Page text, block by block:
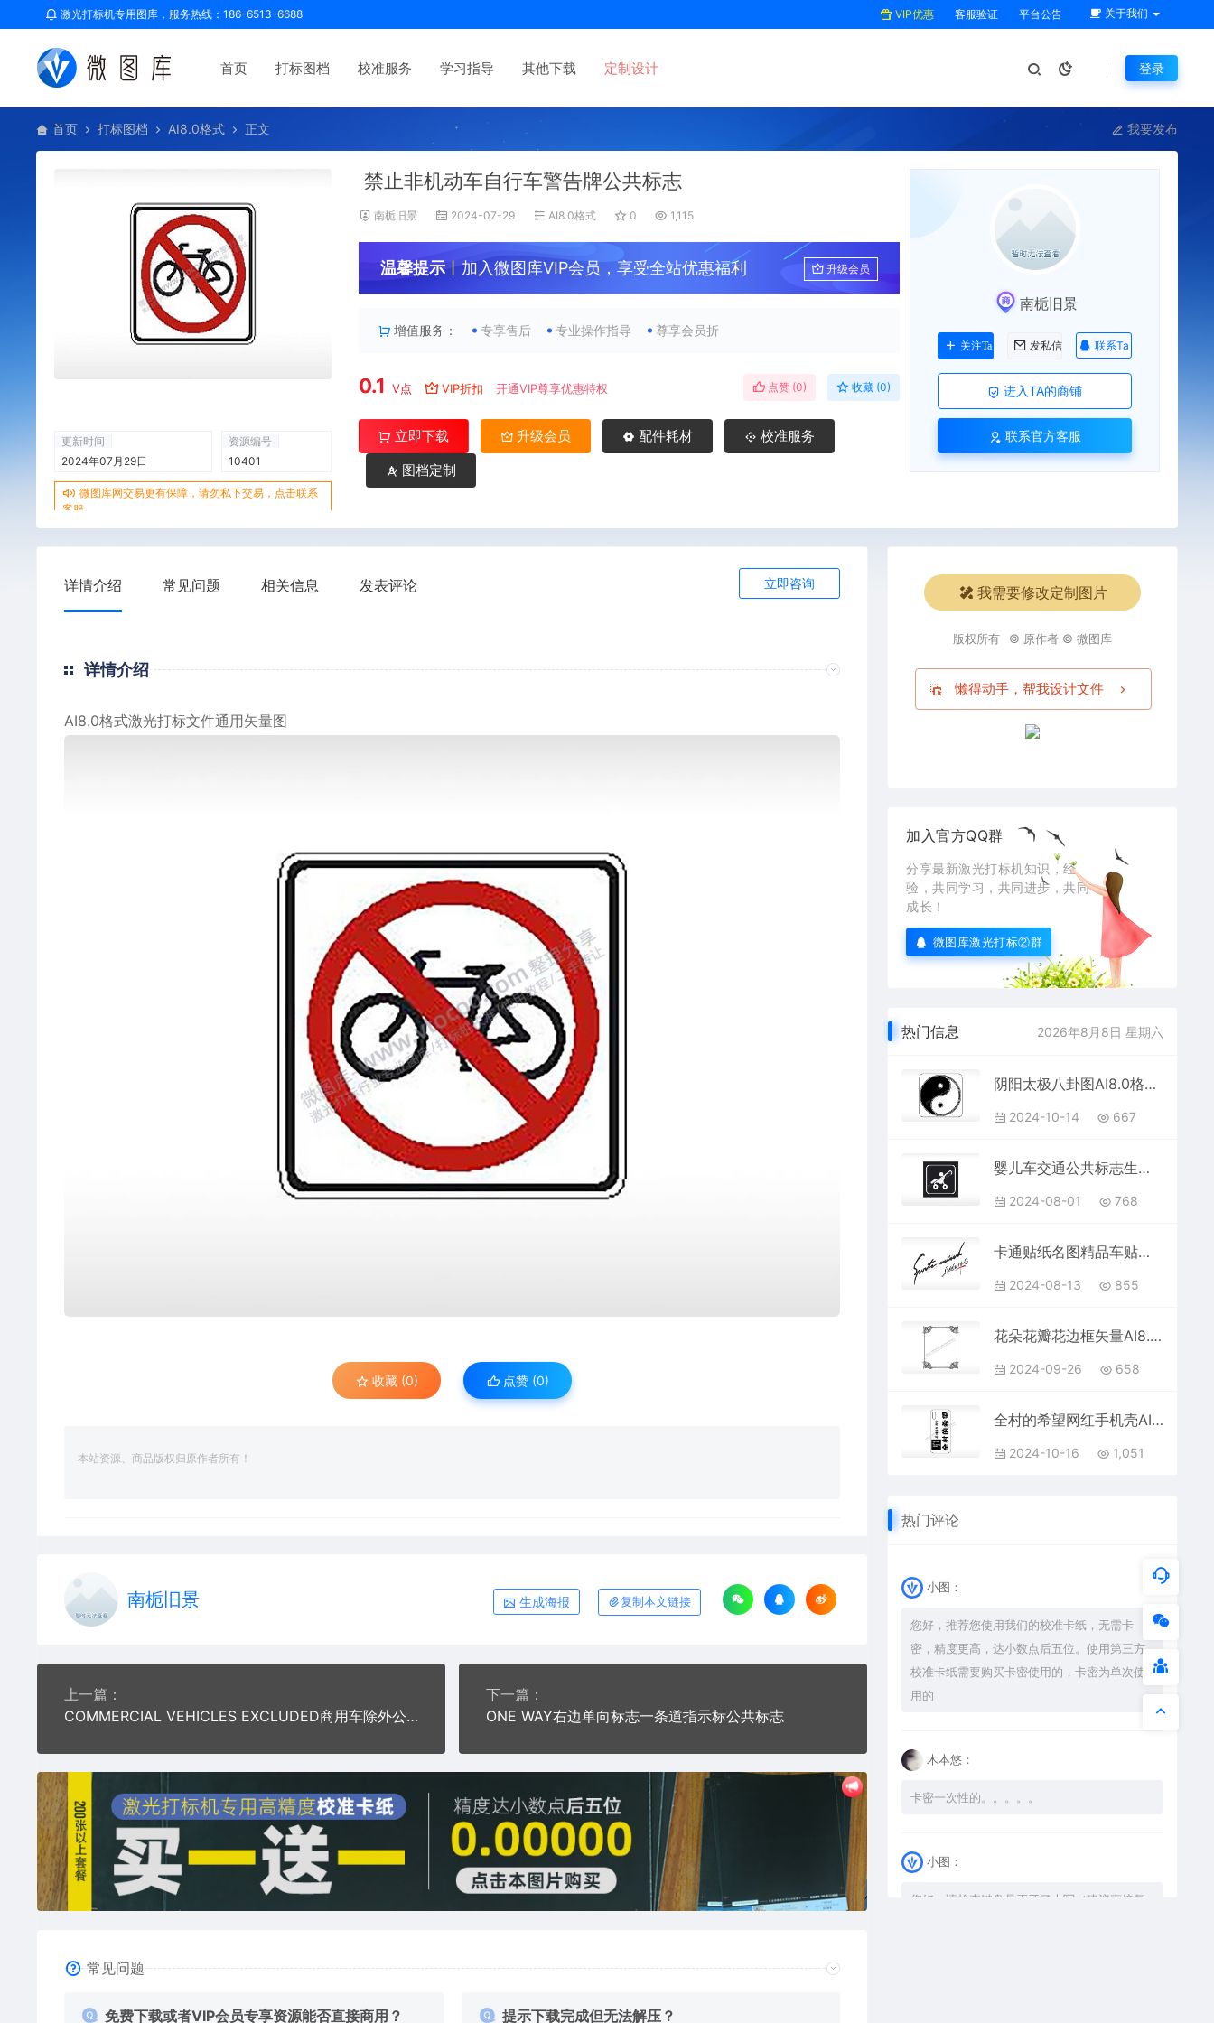
激光打标机专用图库，服务热线：186-6513-6688 VIP优惠 客服验证 平台公告 关于我们
首页 打标图档 校准服务 学习指导 其他下载 定制设计 登录
首页 打标图档 AI8.0格式 正文 我要发布
更新时间
2024年07月29日
资源编号
10401
微图库网交易更有保障，请勿私下交易，点击联系
客服
禁止非机动车自行车警告牌公共标志
南栀旧景 2024-07-29 AI8.0格式 0 1,115
温馨提示丨加入微图库VIP会员，享受全站优惠福利 升级会员
增值服务： 专享售后 专业操作指导 尊享会员折
0.1 V点 VIP折扣 开通VIP尊享优惠特权 点赞 (0) 收藏 (0)
立即下载 升级会员 配件耗材
校准服务
图档定制
南栀旧景
关注Ta 发私信 联系Ta
进入TA的商铺
联系官方客服
详情介绍 常见问题 相关信息 发表评论 立即咨询
详情介绍
AI8.0格式激光打标文件通用矢量图
收藏 (0) 点赞 (0)
本站资源、商品版权归原作者所有！
南栀旧景 生成海报 复制本文链接
上一篇：
COMMERCIAL VEHICLES EXCLUDED商用车除外公共标志
下一篇：
ONE WAY右边单向标志一条道指示标公共标志
常见问题
免费下载或者VIP会员专享资源能否直接商用？ 提示下载完成但无法解压？
我需要修改定制图片
版权所有 © 原作者 © 微图库
懒得动手，帮我设计文件
加入官方QQ群
分享最新激光打标机知识，经
验，共同学习，共同进步，共同
成长！
微图库激光打标②群
热门信息 2026年8月8日 星期六
阴阳太极八卦图AI8.0格式激光打标文件通用矢量图
2024-10-14 667
婴儿车交通公共标志生活日常公共图标系列布告栏黑色白色
2024-08-01 768
卡通贴纸名图精品车贴精选AI8.0格式激光打标文件通用矢量图
2024-08-13 855
花朵花瓣花边框矢量AI8.0格式激光打标文件通用矢量图
2024-09-26 658
全村的希望网红手机壳AI8.0格式激光打标文件通用矢量图
2024-10-16 1,051
热门评论
小图：
您好，推荐您使用我们的校准卡纸，无需卡
密，精度更高，达小数点后五位。使用第三方
校准卡纸需要购买卡密使用的，卡密为单次使
用的
木本悠：
卡密一次性的。。。。。
小图：
您好，请检查键盘是否开了大写（建议直接复